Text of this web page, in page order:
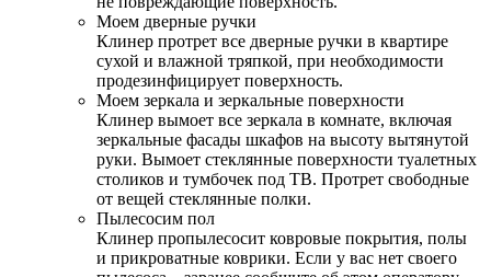
Моем дверные ручки
Клинер протрет все дверные ручки в квартире
сухой и влажной тряпкой, при необходимости
продезинфицирует поверхность.
Моем зеркала и зеркальные поверхности
Клинер вымоет все зеркала в комнате, включая
зеркальные фасады шкафов на высоту вытянутой
руки. Вымоет стеклянные поверхности туалетных
столиков и тумбочек под ТВ. Протрет свободные
от вещей стеклянные полки.
Пылесосим пол
Клинер пропылесосит ковровые покрытия, полы
и прикроватные коврики. Если у вас нет своего